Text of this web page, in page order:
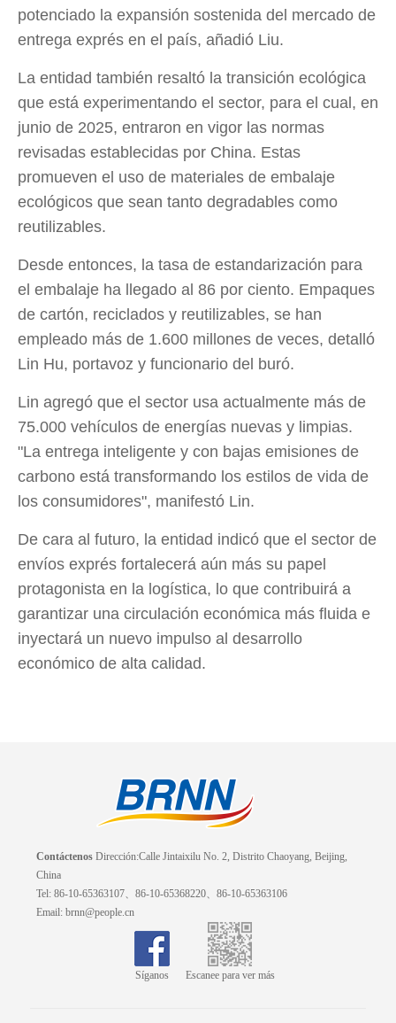
potenciado la expansión sostenida del mercado de
entrega exprés en el país, añadió Liu.
La entidad también resaltó la transición ecológica
que está experimentando el sector, para el cual, en
junio de 2025, entraron en vigor las normas
revisadas establecidas por China. Estas
promueven el uso de materiales de embalaje
ecológicos que sean tanto degradables como
reutilizables.
Desde entonces, la tasa de estandarización para
el embalaje ha llegado al 86 por ciento. Empaques
de cartón, reciclados y reutilizables, se han
empleado más de 1.600 millones de veces, detalló
Lin Hu, portavoz y funcionario del buró.
Lin agregó que el sector usa actualmente más de
75.000 vehículos de energías nuevas y limpias.
"La entrega inteligente y con bajas emisiones de
carbono está transformando los estilos de vida de
los consumidores", manifestó Lin.
De cara al futuro, la entidad indicó que el sector de
envíos exprés fortalecerá aún más su papel
protagonista en la logística, lo que contribuirá a
garantizar una circulación económica más fluida e
inyectará un nuevo impulso al desarrollo
económico de alta calidad.
Contáctenos Dirección:Calle Jintaixilu No. 2, Distrito Chaoyang, Beijing,
China
Tel: 86-10-65363107、86-10-65368220、86-10-65363106
Email: brnn@people.cn
Síganos Escanee para ver más